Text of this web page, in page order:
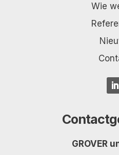
Wie
GROVER